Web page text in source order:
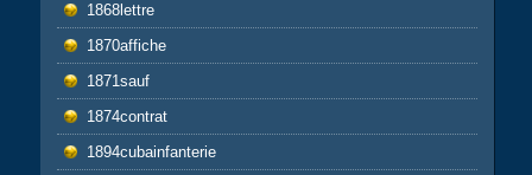
1868lettre
1870affiche
1871sauf
1874contrat
1894cubainfanterie